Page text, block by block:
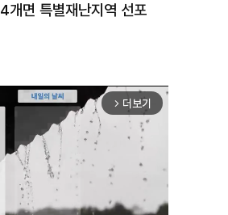
4개면 특별재난지역 선포
arrow_forward_ios 더보기